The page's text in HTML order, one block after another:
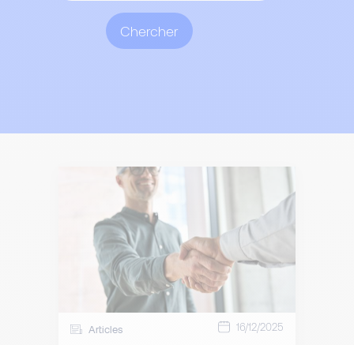
Chercher
Articles 16/12/2025